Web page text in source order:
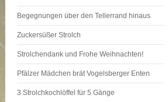
Begegnungen über den Tellerrand hinaus
Zuckersüßer Strolch
Strolchendank und Frohe Weihnachten!
Pfälzer Mädchen brät Vogelsberger Enten
3 Strolchkochlöffel für 5 Gänge